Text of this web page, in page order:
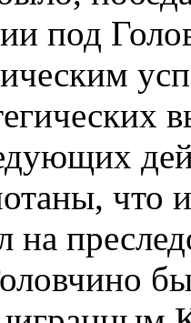
под
что
на